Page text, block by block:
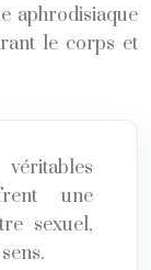
aphrodisiaque
le corps et
une
sexuel,